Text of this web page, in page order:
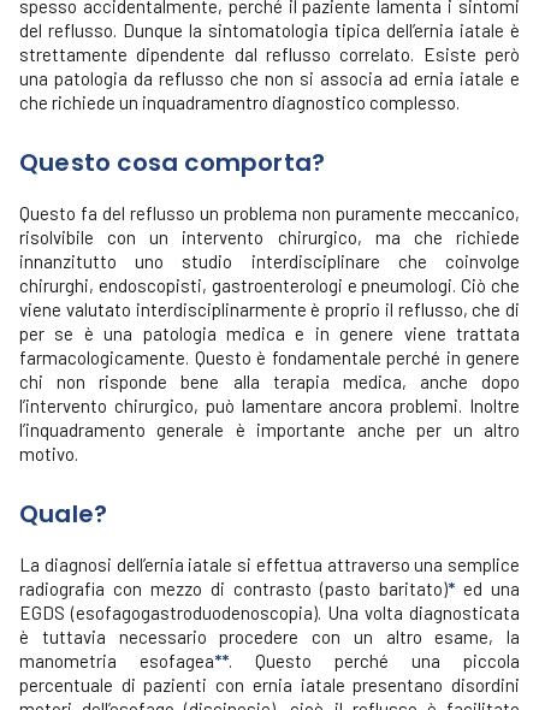
spesso accidentalmente, perché il paziente lamenta i sintomi
del reflusso. Dunque la sintomatologia tipica dell’ernia iatale è
strettamente dipendente dal reflusso correlato. Esiste però
una patologia da reflusso che non si associa ad ernia iatale e
che richiede un inquadramentro diagnostico complesso.
Questo cosa comporta?
Questo fa del reflusso un problema non puramente meccanico,
risolvibile con un intervento chirurgico, ma che richiede
innanzitutto uno studio interdisciplinare che coinvolge
chirurghi, endoscopisti, gastroenterologi e pneumologi. Ciò che
viene valutato interdisciplinarmente è proprio il reflusso, che di
per se è una patologia medica e in genere viene trattata
farmacologicamente. Questo è fondamentale perché in genere
chi non risponde bene alla terapia medica, anche dopo
l’intervento chirurgico, può lamentare ancora problemi. Inoltre
l’inquadramento generale è importante anche per un altro
motivo.
Quale?
La diagnosi dell’ernia iatale si effettua attraverso una semplice
radiografia con mezzo di contrasto (pasto baritato)* ed una
EGDS (esofagogastroduodenoscopia). Una volta diagnosticata
è tuttavia necessario procedere con un altro esame, la
manometria esofagea**. Questo perché una piccola
percentuale di pazienti con ernia iatale presentano disordini